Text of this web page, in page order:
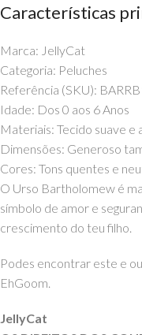
Características
Marca: JellyCat
Categoria: Peluches
Referência (SKU):
Idade: Dos 0 aos 6 Anos
Materiais: Tecido suave e
Dimensões: Generoso
Cores: Tons quentes e
O Urso Bartholomew é
símbolo de amor e
crescimento do teu filho.
Podes encontrar este e
EhGoom.
JellyCat